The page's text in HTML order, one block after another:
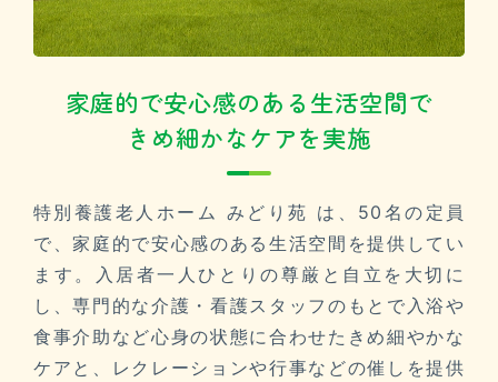
家庭的で安心感のある生活空間で
きめ細かなケアを実施
特別養護老人ホーム みどり苑 は、50名の定員
で、家庭的で安心感のある生活空間を提供してい
ます。入居者一人ひとりの尊厳と自立を大切に
し、専門的な介護・看護スタッフのもとで入浴や
食事介助など心身の状態に合わせたきめ細やかな
ケアと、レクレーションや行事などの催しを提供